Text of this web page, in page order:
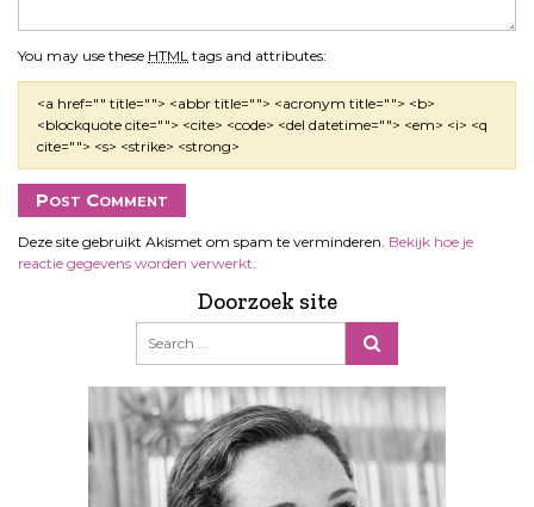
You may use these HTML tags and attributes:
<a href="" title=""> <abbr title=""> <acronym title=""> <b>
<blockquote cite=""> <cite> <code> <del datetime=""> <em> <i> <q
cite=""> <s> <strike> <strong>
Deze site gebruikt Akismet om spam te verminderen. Bekijk hoe je
reactie gegevens worden verwerkt
Doorzoek site